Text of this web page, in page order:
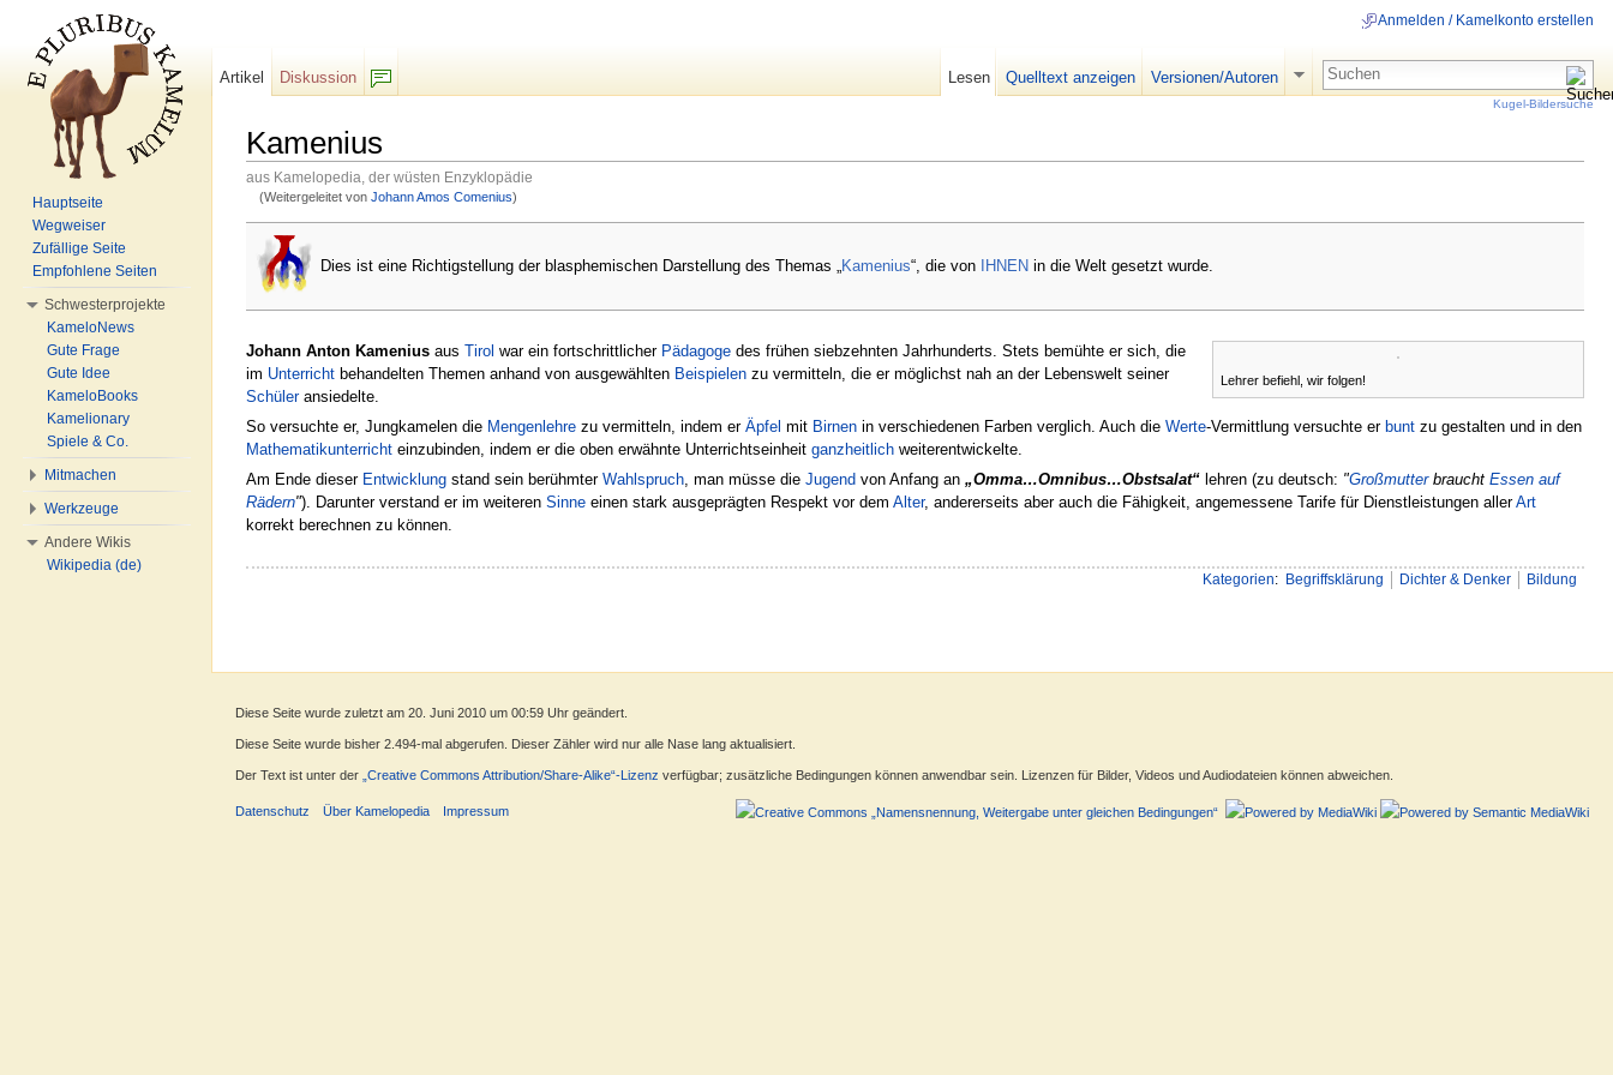
Kamenius
aus Kamelopedia, der wüsten Enzyklopädie
(Weitergeleitet von Johann Amos Comenius)
Dies ist eine Richtigstellung der blasphemischen Darstellung des Themas „ Kamenius“, die von IHNEN in die Welt gesetzt wurde.
Lehrer befiehl, wir folgen!
Johann Anton Kamenius aus Tirol war ein fortschrittlicher Pädagoge des frühen siebzehnten Jahrhunderts. Stets bemühte er sich, die
im Unterricht behandelten Themen anhand von ausgewählten Beispielen zu vermitteln, die er möglichst nah an der Lebenswelt seiner
Schüleransiedelte.
So versuchte er, Jungkamelen die Mengenlehre zu vermitteln, indem er Äpfel mit Birnen in verschiedenen Farben verglich. Auch die Werte-Vermittlung versuchte er bunt zu gestalten und in den
Mathematikunterricht einzubinden, indem er die oben erwähnte Unterrichtseinheit ganzheitlich weiterentwickelte.
Am Ende dieser Entwicklung stand sein berühmter Wahl spruch, man müsse die Jugend von Anfang an „Omma…Omnibus…Obstsalat“ lehren (zu deutsch: "Großmutterbraucht Essen auf
Rädern"). Darunter verstand er im weiteren Sinne einen stark ausgeprägten Respekt vor dem Alter, andererseits aber auch die Fähigkeit, angemessene Tarife für Dienstleistungen allerArt
korrekt berechnen zu können.
Kategorien: Begriffsklärung Dichter & Denker Bildung
Anmelden / Kamelkonto erstellen
Artikel
Diskussion
Lesen Quelltext anzeigen Versionen/Autoren
Kugel-Bildersuche
Hauptseite
Wegweiser
Zufällige Seite
Empfohlene Seiten
Schwesterprojekte
KameloNews
Gute Frage
Gute Idee
KameloBooks
Kamelionary
Spiele & Co.
Mitmachen
Werkzeuge
Andere Wikis
Wikipedia (de)
Diese Seite wurde zuletzt am 20. Juni 2010 um 00:59 Uhr geändert.
Diese Seite wurde bisher 2.494-mal abgerufen. Dieser Zähler wird nur alle Nase lang aktualisiert.
Der Text ist unter der „Creative Commons Attribution/Share-Alike“-Lizenz verfügbar; zusätzliche Bedingungen können anwendbar sein. Lizenzen für Bilder, Videos und Audiodateien können abweichen.
Datenschutz Über Kamelopedia Impressum